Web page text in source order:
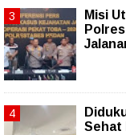
Misi
Sehat